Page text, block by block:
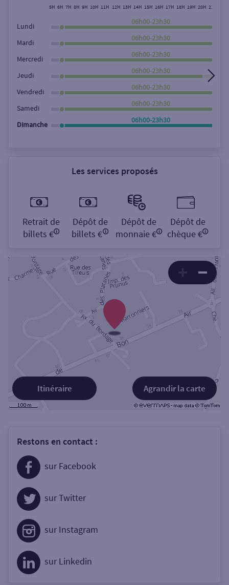
Rue
Rechercher
5H 6H 7H 8H 9H 10H 11H 12H 13H 14H 15H 16H 17H 18H 19H 20H 21H
Lundi
06h00-23h30
Mardi
06h00-23h30
Mercredi
06h00-23h30
Jeudi
06h00-23h30
Vendredi
06h00-23h30
Samedi
06h00-23h30
Dimanche
06h00-23h30
Les services proposés
Retrait de
billets €
Dépôt de
billets €
Dépôt de
monnaie €
Dépôt de
chèque €
Agrandir la carte
Itinéraire
Restons en contact :
sur Facebook
sur Twitter
sur Instagram
sur Linkedin